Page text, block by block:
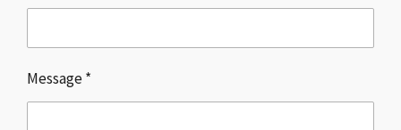
Message *